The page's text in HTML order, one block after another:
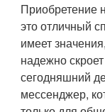
Приобретение
это отличный
имеет
надежно
сегодняшний
мессенджер,